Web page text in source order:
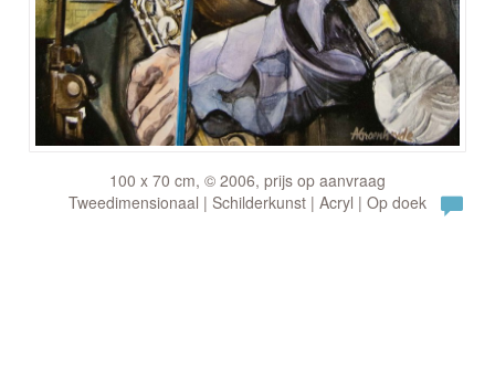
100 x 70 cm, © 2006, prijs op aanvraag
Tweedimensionaal | Schilderkunst | Acryl | Op doek